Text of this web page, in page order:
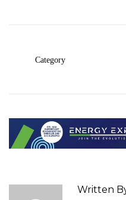
Category
Written